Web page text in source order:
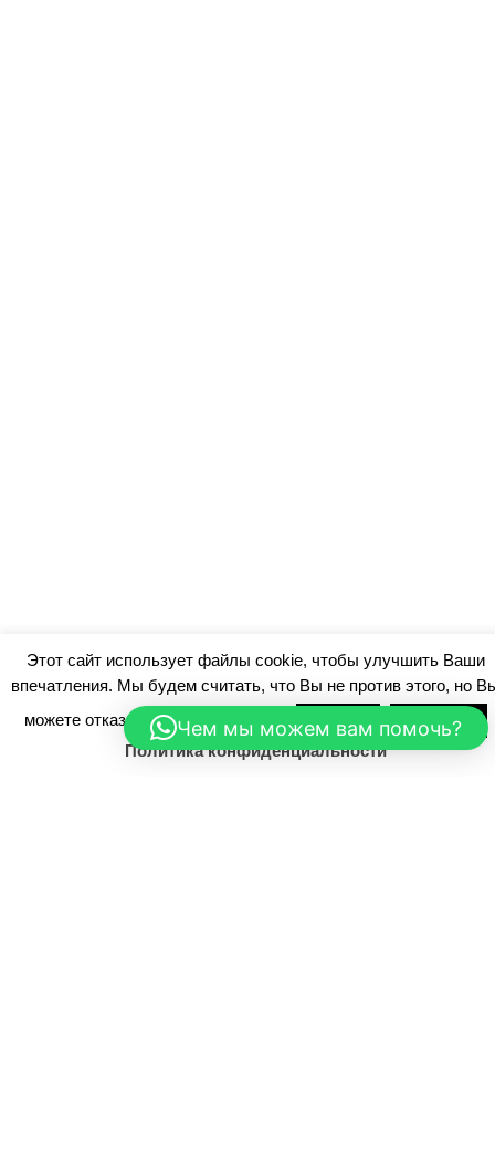
Этот сайт использует файлы cookie, чтобы улучшить Ваши
впечатления. Мы будем считать, что Вы не против этого, но
можете отказаться, если захотите.
Отклонить
Политика конфиденциальности
Чем мы можем вам помочь?